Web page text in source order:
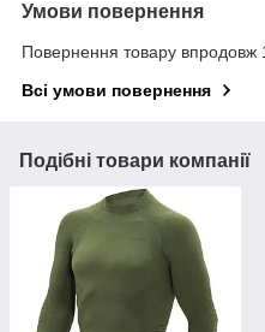
Умови повернення
Повернення товару впродовж
Всі умови повернення
Подібні товари компанії